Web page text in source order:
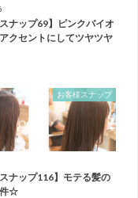
スナップ69】ピンクバイオ
クセントにしてツヤツヤ
お客様スナップ
スナップ116】モテる髪の
件☆